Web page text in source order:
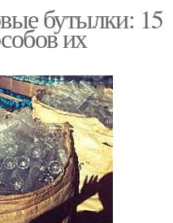
бутылки: 15
их